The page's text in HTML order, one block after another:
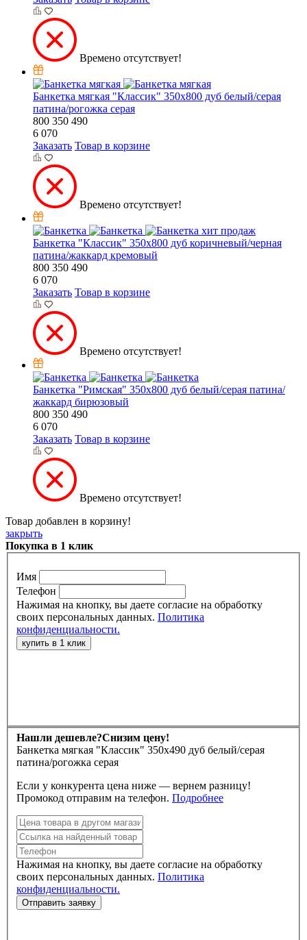
Времено отсутствует!
Банкетка мягкая "Классик" 350х800 дуб белый/серая
патина/рогожка серая
800 350 490
6 070
Заказать Товар в корзине
Времено отсутствует!
хит продаж
Банкетка "Классик" 350х800 дуб коричневый/черная
патина/жаккард кремовый
800 350 490
6 070
Заказать Товар в корзине
Времено отсутствует!
Банкетка "Римская" 350х800 дуб белый/серая патина/
жаккард бирюзовый
800 350 490
6 070
Заказать Товар в корзине
Времено отсутствует!
Товар добавлен в корзину!
закрыть
Покупка в 1 клик
Имя
Телефон
Нажимая на кнопку, вы даете согласие на обработку
своих персональных данных. Политика
конфиденциальности.
Нашли дешевле?Снизим цену!
Банкетка мягкая "Классик" 350х490 дуб белый/серая
патина/рогожка серая
Если у конкурента цена ниже — вернем разницу!
Промокод отправим на телефон. Подробнее
Нажимая на кнопку, вы даете согласие на обработку
своих персональных данных. Политика
конфиденциальности.